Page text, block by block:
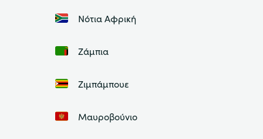
Νότια Αφρική
Ζάμπια
Ζιμπάμπουε
Μαυροβούνιο